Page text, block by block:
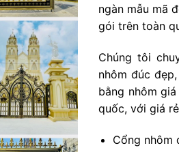
ngàn mẫu mã
gói trên toàn
Chúng tôi
nhôm đúc
bằng nhôm
quốc, với giá
Cổng nhôm